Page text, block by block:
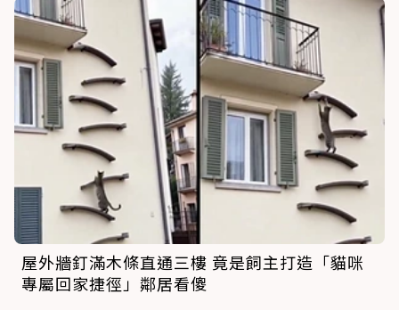
屋外牆釘滿木條直通三樓 竟是飼主打造「貓咪
專屬回家捷徑」鄰居看傻